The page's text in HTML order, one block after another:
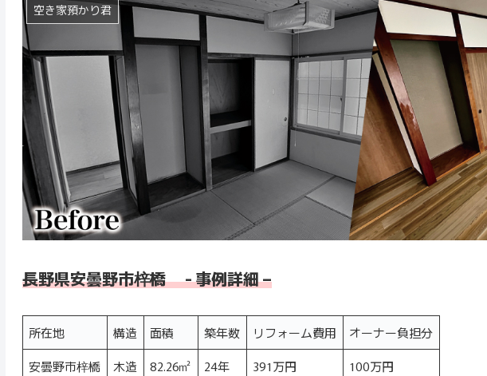
空き家預かり君
長野県安曇野市梓橋 - 事例詳細 –
所在地 構造 面積 築年数 リフォーム費用
オーナー負担分
安曇野市梓橋
木造 82.26㎡ 24年 391万円 100万円